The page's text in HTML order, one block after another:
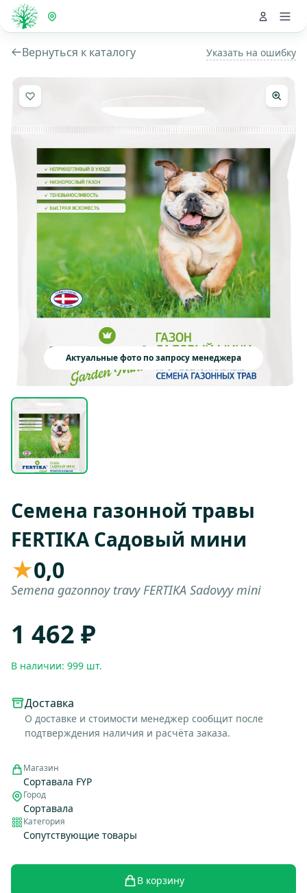
Вернуться к каталогу Указать на ошибку
Актуальные фото по запросу менеджера
Семена газонной травы
FERTIKA Садовый мини
★0,0
Semena gazonnoy travy FERTIKA Sadovyy mini
1 462 ₽
В наличии: 999 шт.
Доставка
О доставке и стоимости менеджер сообщит после
подтверждения наличия и расчёта заказа.
Магазин
Сортавала FYP
Город
Сортавала
Категория
Сопутствующие товары
В корзину